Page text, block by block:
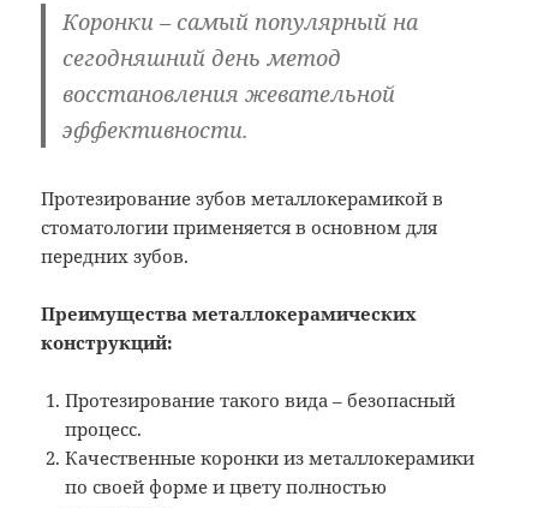
Коронки – самый популярный на
сегодняшний день метод
восстановления жевательной
эффективности.
Протезирование зубов металлокерамикой в
стоматологии применяется в основном для
передних зубов.
Преимущества металлокерамических
конструкций:
Протезирование такого вида – безопасный
процесс.
Качественные коронки из металлокерамики
по своей форме и цвету полностью